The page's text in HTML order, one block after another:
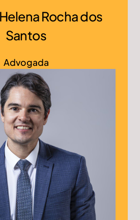
Rocha dos
Santos
Advogada